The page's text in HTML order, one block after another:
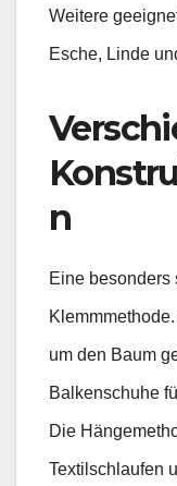
Weitere
Esche, Linde
n
Eine besonders
um den Baum
Balkenschuhe
Die
Textilschlaufen